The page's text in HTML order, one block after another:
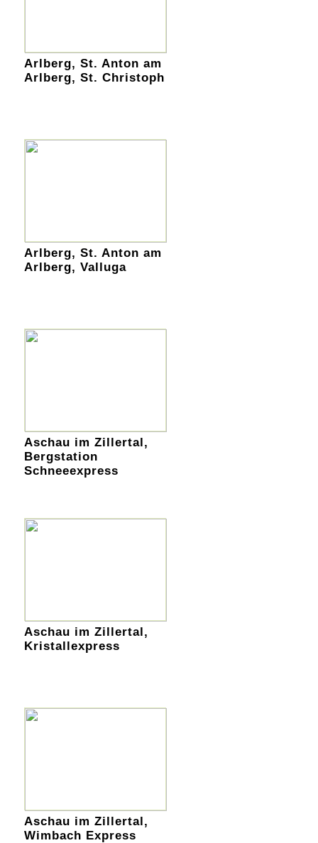
Arlberg, St. Anton am
Arlberg, St. Christoph
Arlberg, St. Anton am
Arlberg, Valluga
Aschau im Zillertal,
Bergstation
Schneeexpress
Aschau im Zillertal,
Kristallexpress
Aschau im Zillertal,
Wimbach Express